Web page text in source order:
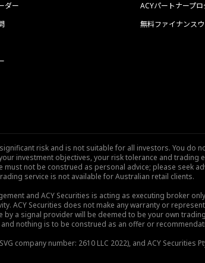
ダー
ACYパートナープ
無料ファイナンス
risk and is not suitable for all investors. You
investment objectives, your risk tolerance and
not be construed as personal advice; please seek
service is not available for Australian retail clients.
and ACY Securities is acting as executing broker
ACY Securities does not make any warranty or
a signal provider will be deemed to be your own
nothing is to be construed as an offer or
company number: 2610 LLC 2022), and ACY Securities